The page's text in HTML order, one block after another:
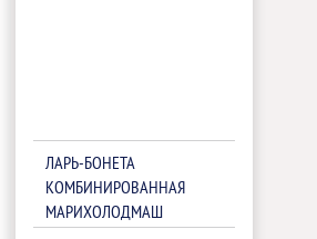
ЛАРЬ-БОНЕТА
КОМБИНИРОВАННАЯ
МАРИХОЛОДМАШ